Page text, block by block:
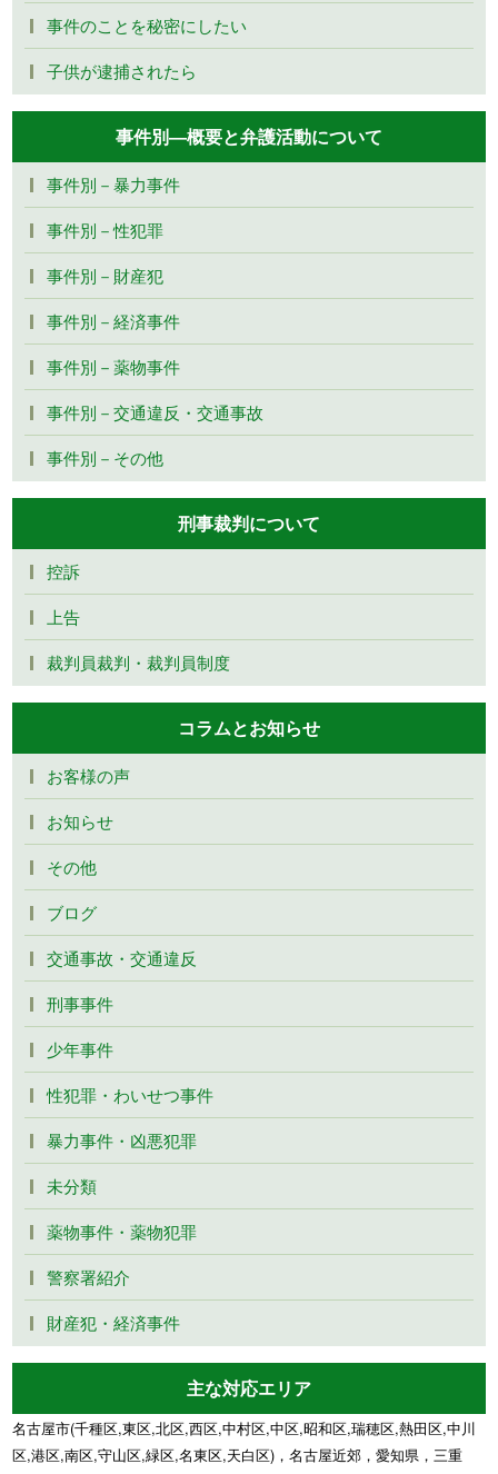
事件のことを秘密にしたい
子供が逮捕されたら
事件別―概要と弁護活動について
事件別－暴力事件
事件別－性犯罪
事件別－財産犯
事件別－経済事件
事件別－薬物事件
事件別－交通違反・交通事故
事件別－その他
刑事裁判について
控訴
上告
裁判員裁判・裁判員制度
コラムとお知らせ
お客様の声
お知らせ
その他
ブログ
交通事故・交通違反
刑事事件
少年事件
性犯罪・わいせつ事件
暴力事件・凶悪犯罪
未分類
薬物事件・薬物犯罪
警察署紹介
財産犯・経済事件
主な対応エリア
名古屋市(千種区,東区,北区,西区,中村区,中区,昭和区,瑞穂区,熱田区,中川
区,港区,南区,守山区,緑区,名東区,天白区)，名古屋近郊，愛知県，三重